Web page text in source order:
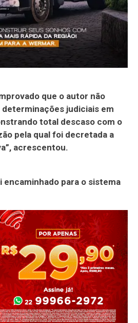
que o autor não
judiciais em
total descaso com o
pela qual foi decretada a
acrescentou.
encaminhado para o sistema